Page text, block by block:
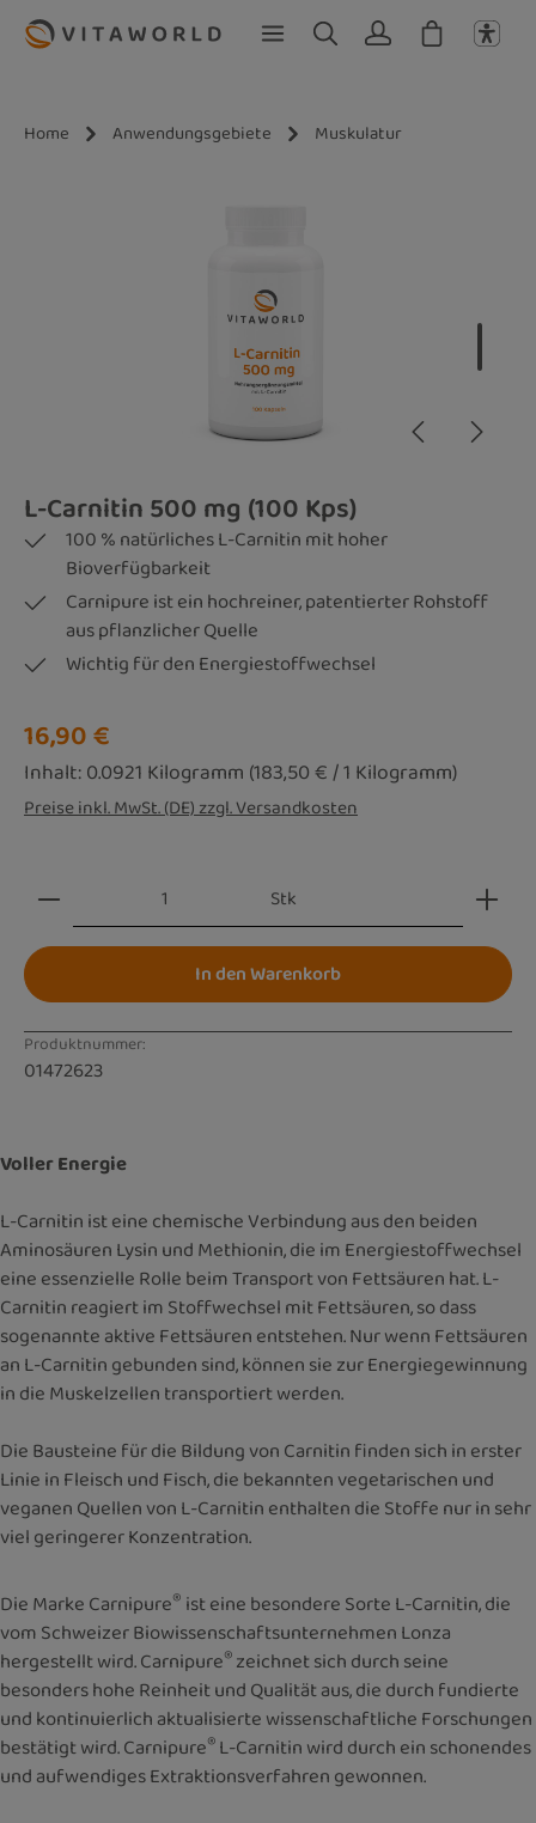
Zum Hauptinhalt springen
Home Anwendungsgebiete Muskulatur
L-Carnitin 500 mg (100 Kps)
100 % natürliches L-Carnitin mit hoher
Bioverfügbarkeit
Carnipure ist ein hochreiner, patentierter Rohstoff
aus pflanzlicher Quelle
Wichtig für den Energiestoffwechsel
Regulärer Preis:
16,90 €
Inhalt:0.0921 Kilogramm (183,50 € / 1 Kilogramm)
Preise inkl. MwSt. (DE) zzgl. Versandkosten
Produkt Anzahl: Gib den gewünschten Wert ein
Stk
In den Warenkorb
Produktnummer:
01472623
Voller Energie
L-Carnitin ist eine chemische Verbindung aus den beiden
Aminosäuren Lysin und Methionin, die im Energiestoffwechsel
eine essenzielle Rolle beim Transport von Fettsäuren hat. L-
Carnitin reagiert im Stoffwechsel mit Fettsäuren, so dass
sogenannte aktive Fettsäuren entstehen. Nur wenn Fettsäuren
an L-Carnitin gebunden sind, können sie zur Energiegewinnung
in die Muskelzellen transportiert werden.
Die Bausteine für die Bildung von Carnitin finden sich in erster
Linie in Fleisch und Fisch, die bekannten vegetarischen und
veganen Quellen von L-Carnitin enthalten die Stoffe nur in sehr
viel geringerer Konzentration.
Die Marke Carnipure® ist eine besondere Sorte L-Carnitin, die
vom Schweizer Biowissenschaftsunternehmen Lonza
hergestellt wird. Carnipure® zeichnet sich durch seine
besonders hohe Reinheit und Qualität aus, die durch fundierte
und kontinuierlich aktualisierte wissenschaftliche Forschungen
bestätigt wird. Carnipure® L-Carnitin wird durch ein schonendes
und aufwendiges Extraktionsverfahren gewonnen.